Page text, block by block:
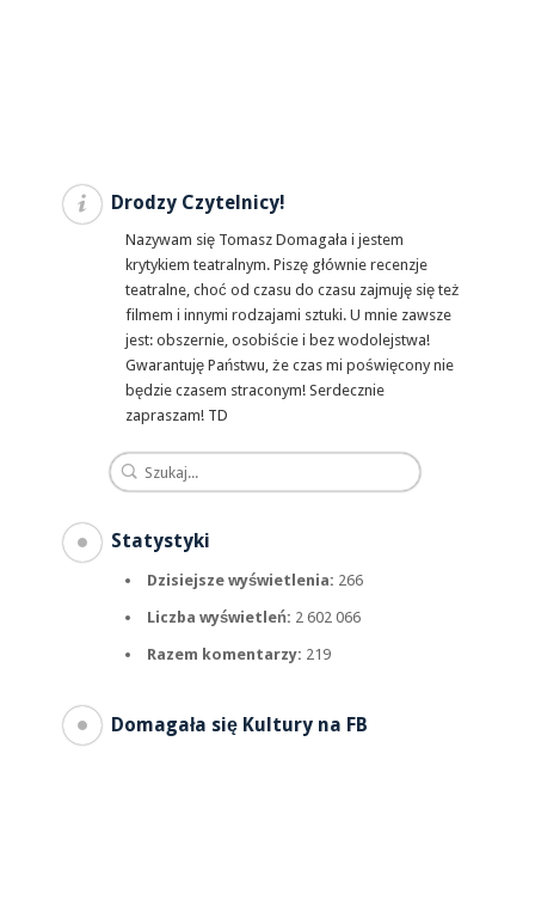
Drodzy Czytelnicy!
Nazywam się Tomasz Domagała i jestem
krytykiem teatralnym. Piszę głównie recenzje
teatralne, choć od czasu do czasu zajmuję się też
filmem i innymi rodzajami sztuki. U mnie zawsze
jest: obszernie, osobiście i bez wodolejstwa!
Gwarantuję Państwu, że czas mi poświęcony nie
będzie czasem straconym! Serdecznie
zapraszam! TD
Statystyki
Dzisiejsze wyświetlenia: 266
Liczba wyświetleń: 2 602 066
Razem komentarzy: 219
Domagała się Kultury na FB